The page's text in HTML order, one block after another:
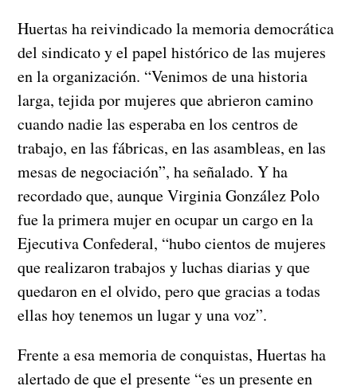
Huertas ha reivindicado la memoria democrática
del sindicato y el papel histórico de las mujeres
en la organización. “Venimos de una historia
larga, tejida por mujeres que abrieron camino
cuando nadie las esperaba en los centros de
trabajo, en las fábricas, en las asambleas, en las
mesas de negociación”, ha señalado. Y ha
recordado que, aunque Virginia González Polo
fue la primera mujer en ocupar un cargo en la
Ejecutiva Confederal, “hubo cientos de mujeres
que realizaron trabajos y luchas diarias y que
quedaron en el olvido, pero que gracias a todas
ellas hoy tenemos un lugar y una voz”.
Frente a esa memoria de conquistas, Huertas ha
alertado de que el presente “es un presente en